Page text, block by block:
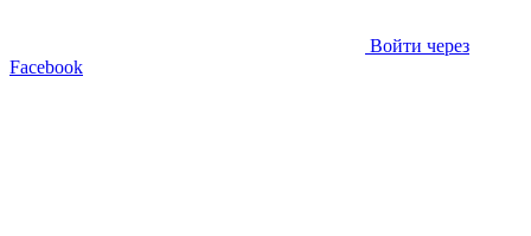
Войти через
Facebook